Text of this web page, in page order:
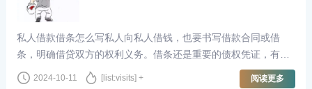
私人借款借条怎么写私人向私人借钱，也要书写借款合同或借
条，明确借贷双方的权利义务。借条还是重要的债权凭证，有一
份合法有效的借条能够帮助债权人维护利益。那么私人借款借条
2024-10-11 [list:visits] + 阅读更多